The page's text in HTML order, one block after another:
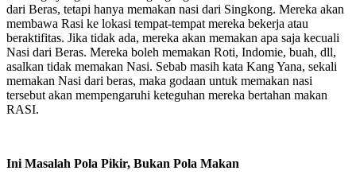
dari Beras, tetapi hanya memakan nasi dari Singkong. Mereka akan
membawa Rasi ke lokasi tempat-tempat mereka bekerja atau
beraktifitas. Jika tidak ada, mereka akan memakan apa saja kecuali
Nasi dari Beras. Mereka boleh memakan Roti, Indomie, buah, dll,
asalkan tidak memakan Nasi. Sebab masih kata Kang Yana, sekali
memakan Nasi dari beras, maka godaan untuk memakan nasi
tersebut akan mempengaruhi keteguhan mereka bertahan makan
RASI.
Ini Masalah Pola Pikir, Bukan Pola Makan